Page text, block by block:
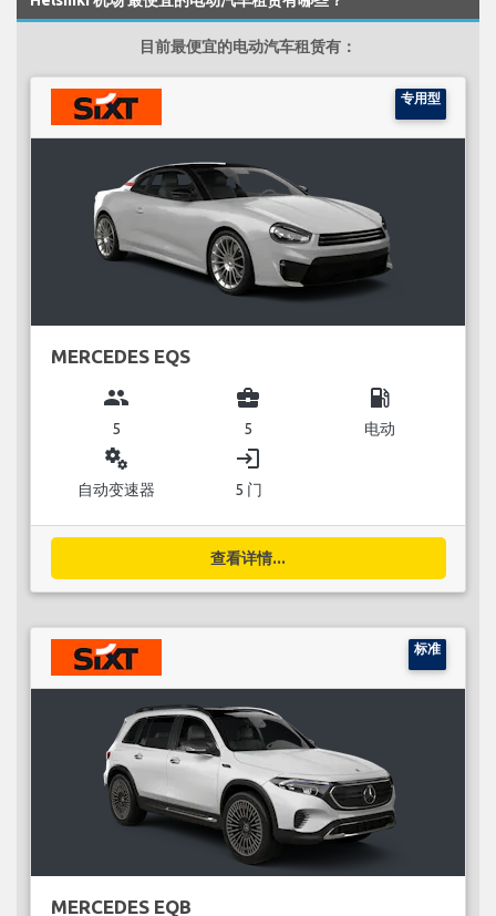
目前最便宜的电动汽车租赁有：
专用型
MERCEDES EQS
group
5
business_center
5
local_gas_station
电动
miscellaneous_services
自动变速器
login
5 门
查看详情...
标准
MERCEDES EQB